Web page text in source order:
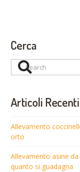
Cerca
Search
Articoli Recenti
Allevamento
orto
Allevamento asine
quanto si guadagna